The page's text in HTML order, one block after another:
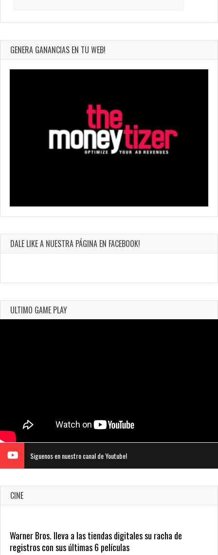
GENERA GANANCIAS EN TU WEB!
DALE LIKE A NUESTRA PÁGINA EN FACEBOOK!
ULTIMO GAME PLAY
Siguenos en nuestro canal de Youtube!
CINE
Warner Bros. lleva a las tiendas digitales su racha de
registros con sus últimas 6 películas